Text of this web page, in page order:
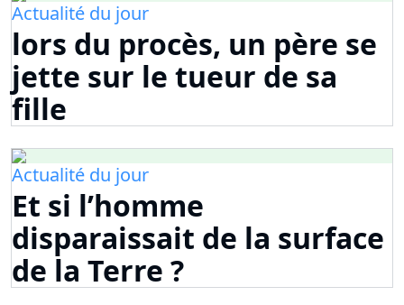
Actualité du jour
lors du procès, un père se
jette sur le tueur de sa
fille
Actualité du jour
Et si l’homme
disparaissait de la surface
de la Terre ?